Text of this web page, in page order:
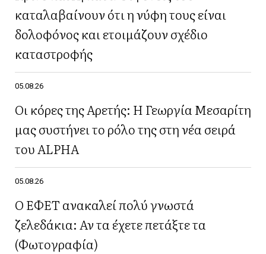
καταλαβαίνουν ότι η νύφη τους είναι
δολοφόνος και ετοιμάζουν σχέδιο
καταστροφής
05.08.26
Οι κόρες της Αρετής: Η Γεωργία Μεσαρίτη
μας συστήνει το ρόλο της στη νέα σειρά
του ALPHA
05.08.26
Ο ΕΦΕΤ ανακαλεί πολύ γνωστά
ζελεδάκια: Αν τα έχετε πετάξτε τα
(Φωτογραφία)